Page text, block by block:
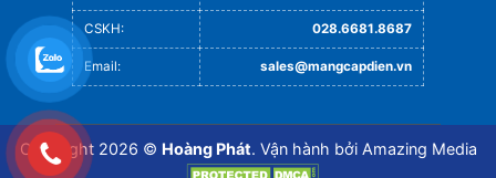
CSKH: 028.6681.8687
Email: sales@mangcapdien.vn
Copyright 2026 © Hoàng Phát. Vận hành bởi Amazing Media